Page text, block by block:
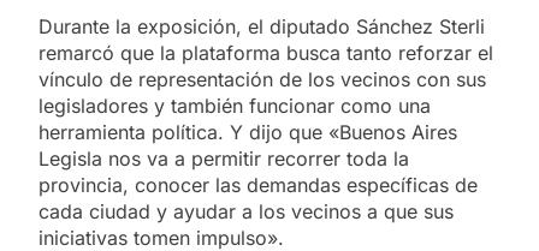
Durante la exposición, el diputado Sánchez Sterli
remarcó que la plataforma busca tanto reforzar el
vínculo de representación de los vecinos con sus
legisladores y también funcionar como una
herramienta política. Y dijo que «Buenos Aires
Legisla nos va a permitir recorrer toda la
provincia, conocer las demandas específicas de
cada ciudad y ayudar a los vecinos a que sus
iniciativas tomen impulso».